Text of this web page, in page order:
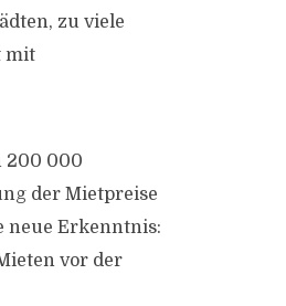
zu viele
mit
200 000
der Mietpreise
neue Erkenntnis:
vor der